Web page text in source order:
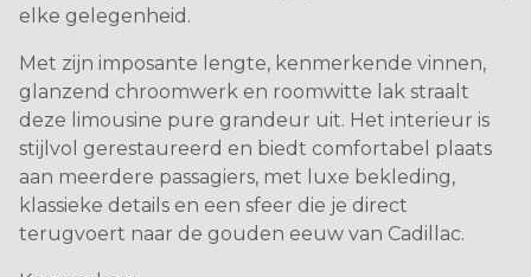
elke gelegenheid.
Met zijn imposante lengte, kenmerkende vinnen,
glanzend chroomwerk en roomwitte lak straalt
deze limousine pure grandeur uit. Het interieur is
stijlvol gerestaureerd en biedt comfortabel plaats
aan meerdere passagiers, met luxe bekleding,
klassieke details en een sfeer die je direct
terugvoert naar de gouden eeuw van Cadillac.